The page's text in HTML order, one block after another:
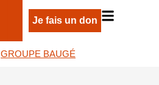
Je fais un don
GROUPE BAUGÉ